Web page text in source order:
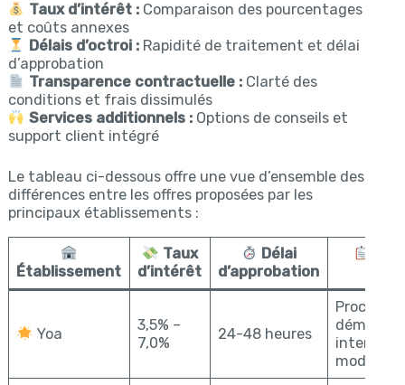
Taux d’intérêt :Comparaison des pourcentages
et coûts annexes
Délais d’octroi :Rapidité de traitement et délai
d’approbation
Transparence contractuelle :Clarté des
conditions et frais dissimulés
Services additionnels :Options de conseils et
support client intégré
Le tableau ci-dessous offre une vue d’ensemble des
différences entre les offres proposées par les
principaux établissements :
Établissement
Taux
d’intérêt
Délai
d’approbation
Yoa
3,5% –
7,0%
24-48 heures
Processus
interface
moderne